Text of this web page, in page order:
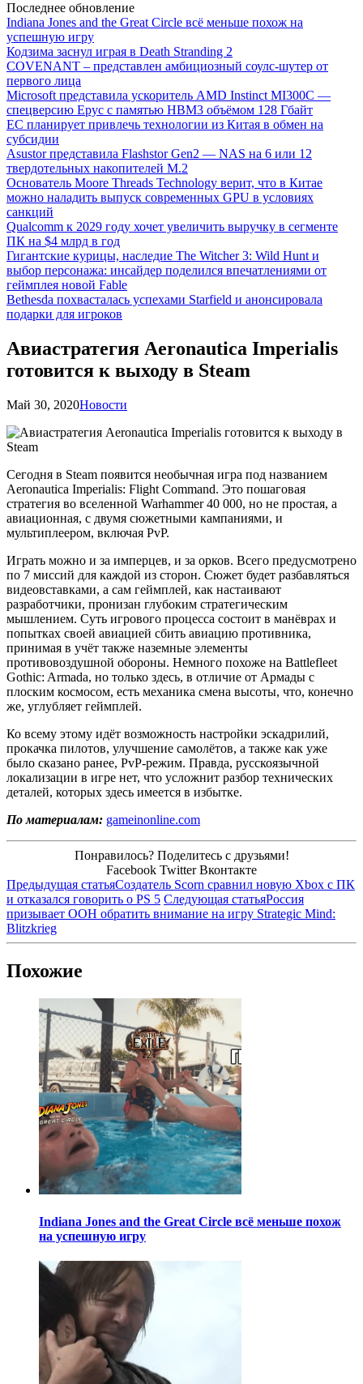
Последнее обновление
Indiana Jones and the Great Circle всё меньше похож на
успешную игру
Кодзима заснул играя в Death Stranding 2
COVENANT – представлен амбициозный соулс-шутер от
первого лица
Microsoft представила ускоритель AMD Instinct MI300C —
спецверсию Epyc с памятью HBM3 объёмом 128 Гбайт
ЕС планирует привлечь технологии из Китая в обмен на
субсидии
Asustor представила Flashstor Gen2 — NAS на 6 или 12
твердотельных накопителей M.2
Основатель Moore Threads Technology верит, что в Китае
можно наладить выпуск современных GPU в условиях
санкций
Qualcomm к 2029 году хочет увеличить выручку в сегменте
ПК на $4 млрд в год
Гигантские курицы, наследие The Witcher 3: Wild Hunt и
выбор персонажа: инсайдер поделился впечатлениями от
геймплея новой Fable
Bethesda похвасталась успехами Starfield и анонсировала
подарки для игроков
Авиастратегия Aeronautica Imperialis
готовится к выходу в Steam
Май 30, 2020Новости
Сегодня в Steam появится необычная игра под названием
Aeronautica Imperialis: Flight Command. Это пошаговая
стратегия во вселенной Warhammer 40 000, но не простая, а
авиационная, с двумя сюжетными кампаниями, и
мультиплеером, включая PvP.
Играть можно и за имперцев, и за орков. Всего предусмотрено
по 7 миссий для каждой из сторон. Сюжет будет разбавляться
видеовставками, а сам геймплей, как настаивают
разработчики, пронизан глубоким стратегическим
мышлением. Суть игрового процесса состоит в манёврах и
попытках своей авиацией сбить авиацию противника,
принимая в учёт также наземные элементы
противовоздушной обороны. Немного похоже на Battlefleet
Gothic: Armada, но только здесь, в отличие от Армады с
плоским космосом, есть механика смена высоты, что, конечно
же, углубляет геймплей.
Ко всему этому идёт возможность настройки эскадрилий,
прокачка пилотов, улучшение самолётов, а также как уже
было сказано ранее, PvP-режим. Правда, русскоязычной
локализации в игре нет, что усложнит разбор технических
деталей, которых здесь имеется в избытке.
По материалам: gameinonline.com
Понравилось? Поделитесь с друзьями!
Facebook Twitter Вконтакте
Предыдущая статьяСоздатель Scorn сравнил новую Xbox с ПК
и отказался говорить о PS 5 Следующая статьяРоссия
призывает ООН обратить внимание на игру Strategic Mind:
Blitzkrieg
Похожие
Indiana Jones and the Great Circle всё меньше похож
на успешную игру